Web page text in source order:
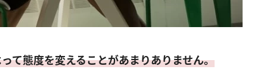
て態度を変えることがあまりありません。